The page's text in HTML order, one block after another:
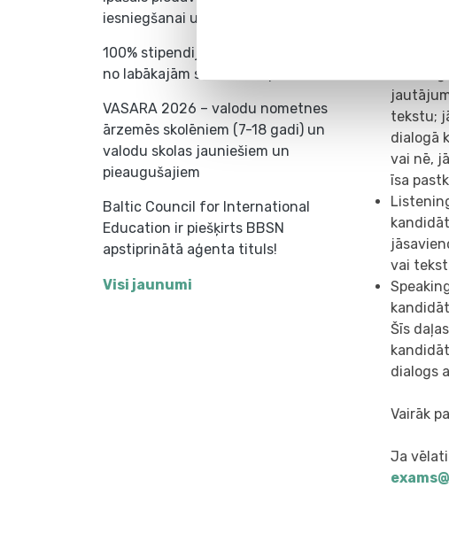
iesniegšanai universitātē
100% stipendijas mācībām vienā
no labākajām skolām Eiropā!
VASARA 2026 – valodu nometnes
ārzemēs skolēniem (7-18 gadi) un
valodu skolas jauniešiem un
pieaugušajiem
Baltic Council for International
Education ir piešķirts BBSN
apstiprinātā aģenta tituls!
Visi jaunumi
tekstu;
dialogā
vai nē,
īsa
vai
Šīs
dialogs
Vairāk
Ja